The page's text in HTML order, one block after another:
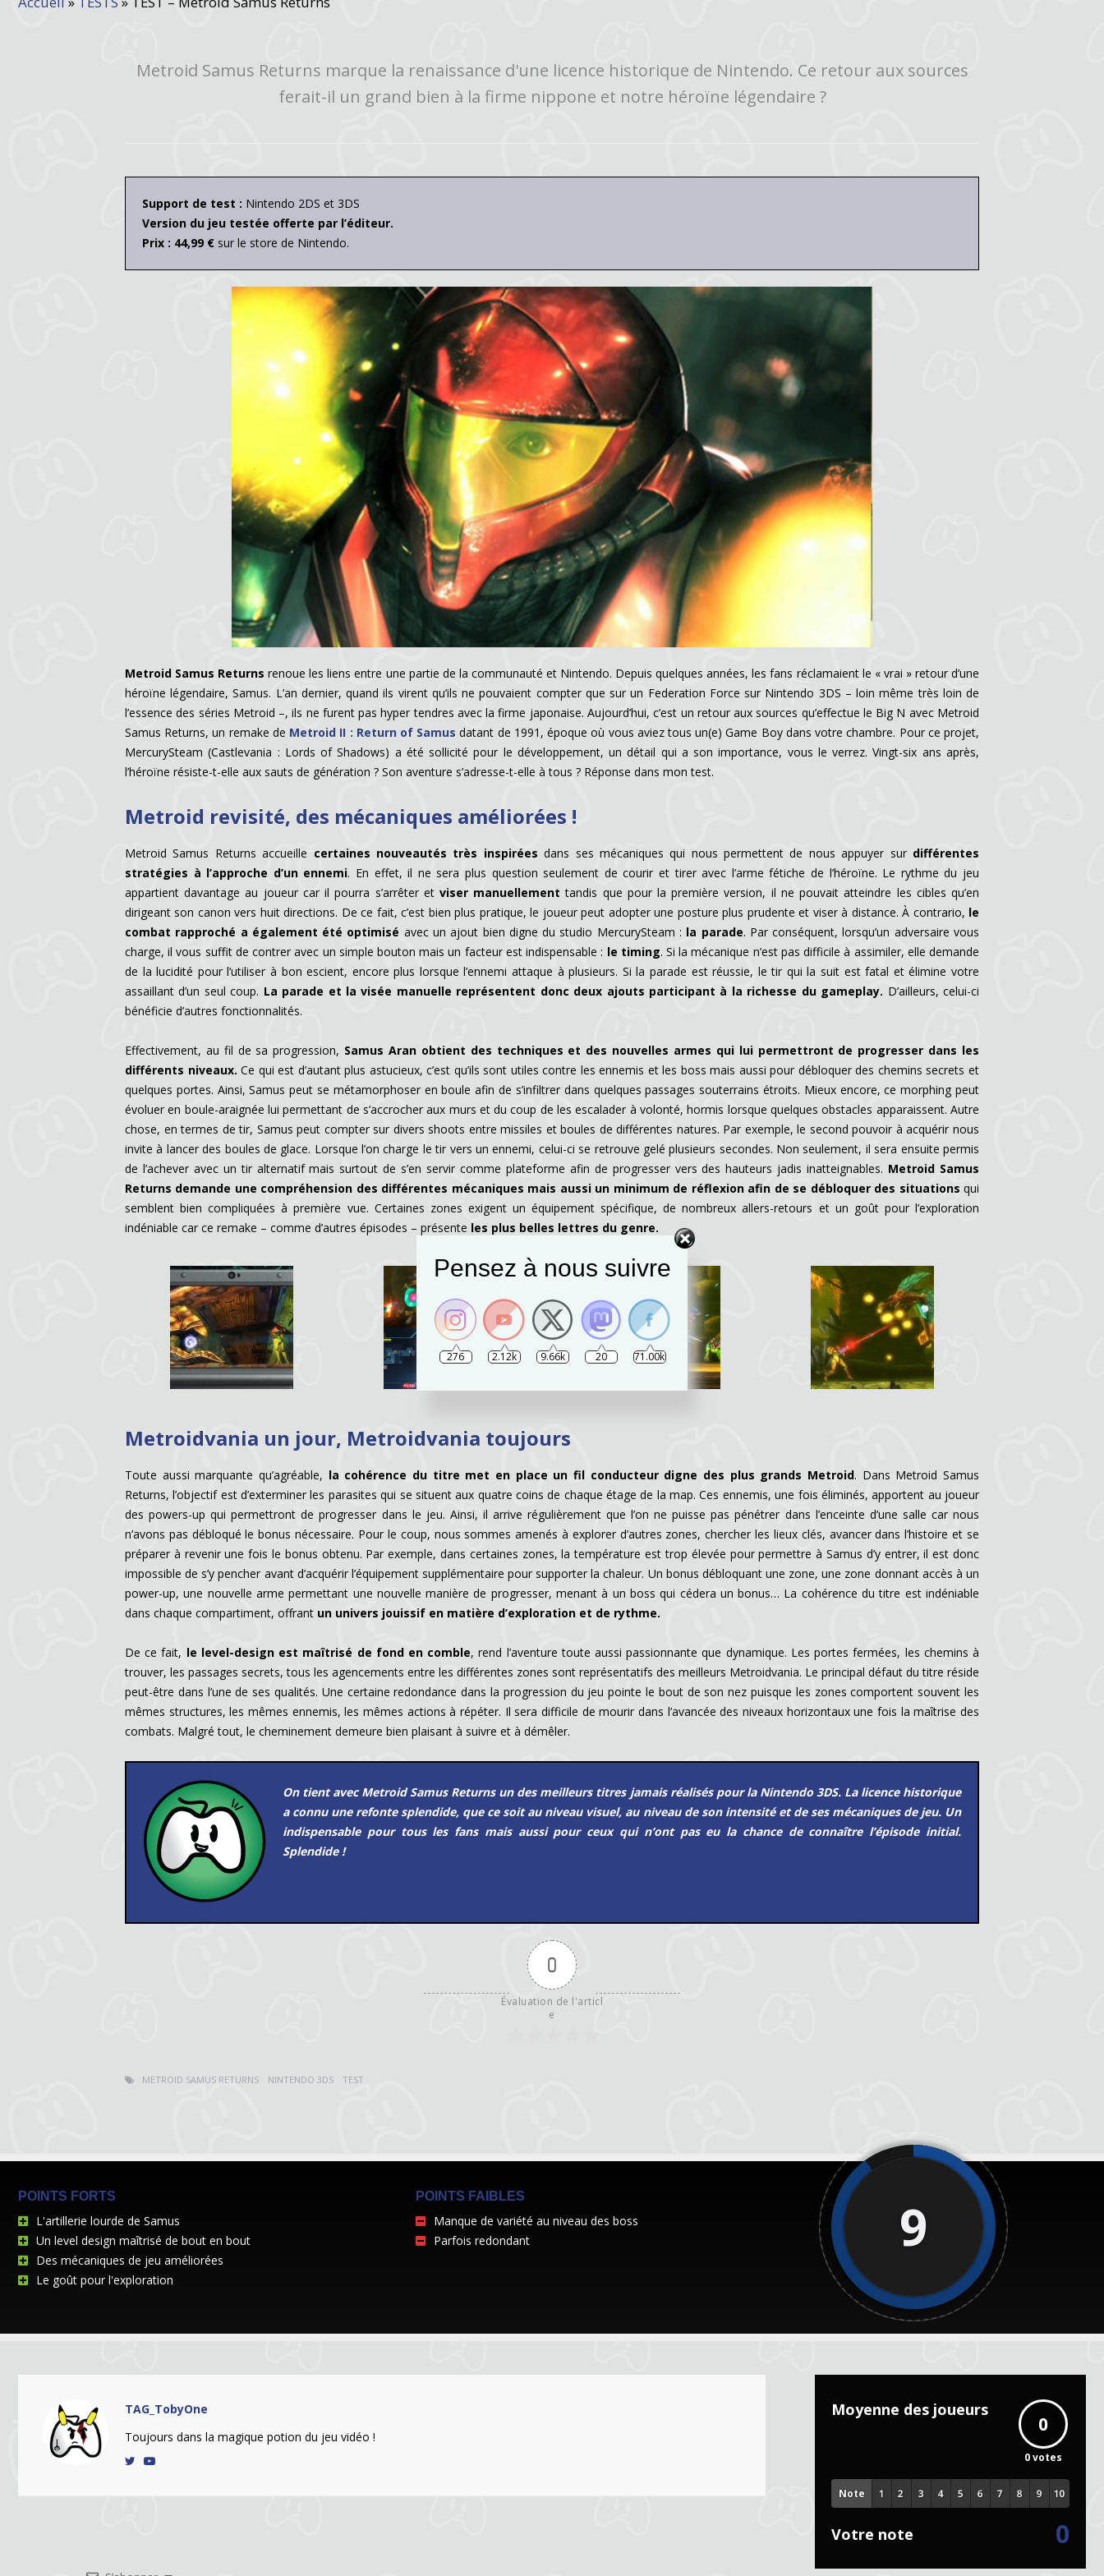
Metroid Samus Returns marque la renaissance d'une licence historique de Nintendo. Ce retour aux sources
ferait-il un grand bien à la firme nippone et notre héroïne légendaire ?
Support de test : Nintendo 2DS et 3DS
Version du jeu testée offerte par l’éditeur.
Prix : 44,99 € sur le store de Nintendo.
Metroid Samus Returns renoue les liens entre une partie de la communauté et Nintendo. Depuis quelques années, les fans réclamaient le « vrai » retour d’une
héroïne légendaire, Samus. L’an dernier, quand ils virent qu’ils ne pouvaient compter que sur un Federation Force sur Nintendo 3DS – loin même très loin de
l’essence des séries Metroid –, ils ne furent pas hyper tendres avec la firme japonaise. Aujourd’hui, c’est un retour aux sources qu’effectue le Big N avec Metroid
Samus Returns, un remake de Metroid II : Return of Samus datant de 1991, époque où vous aviez tous un(e) Game Boy dans votre chambre. Pour ce projet,
MercurySteam (Castlevania : Lords of Shadows) a été sollicité pour le développement, un détail qui a son importance, vous le verrez. Vingt-six ans après,
l’héroïne résiste-t-elle aux sauts de génération ? Son aventure s’adresse-t-elle à tous ? Réponse dans mon test.
Metroid revisité, des mécaniques améliorées !
Metroid Samus Returns accueille certaines nouveautés très inspirées dans ses mécaniques qui nous permettent de nous appuyer sur différentes
stratégies à l’approche d’un ennemi. En effet, il ne sera plus question seulement de courir et tirer avec l’arme fétiche de l’héroïne. Le rythme du jeu
appartient davantage au joueur car il pourra s’arrêter etviser manuellement tandis que pour la première version, il ne pouvait atteindre les cibles qu’en
dirigeant son canon vers huit directions. De ce fait, c’est bien plus pratique, le joueur peut adopter une posture plus prudente et viser à distance. À contrario, le
combat rapproché a également été optimisé avec un ajout bien digne du studio MercurySteam : la parade. Par conséquent, lorsqu’un adversaire vous
charge, il vous suffit de contrer avec un simple bouton mais un facteur est indispensable : le timing. Si la mécanique n’est pas difficile à assimiler, elle demande
de la lucidité pour l’utiliser à bon escient, encore plus lorsque l’ennemi attaque à plusieurs. Si la parade est réussie, le tir qui la suit est fatal et élimine votre
assaillant d’un seul coup. La parade et la visée manuelle représentent donc deux ajouts participant à la richesse du gameplay. D’ailleurs, celui-ci
bénéficie d’autres fonctionnalités.
Effectivement, au fil de sa progression, Samus Aran obtient des techniques et des nouvelles armes qui lui permettront de progresser dans les
différents niveaux. Ce qui est d’autant plus astucieux, c’est qu’ils sont utiles contre les ennemis et les boss mais aussi pour débloquer des chemins secrets et
quelques portes. Ainsi, Samus peut se métamorphoser en boule afin de s’infiltrer dans quelques passages souterrains étroits. Mieux encore, ce morphing peut
évoluer en boule-araignée lui permettant de s’accrocher aux murs et du coup de les escalader à volonté, hormis lorsque quelques obstacles apparaissent. Autre
chose, en termes de tir, Samus peut compter sur divers shoots entre missiles et boules de différentes natures. Par exemple, le second pouvoir à acquérir nous
invite à lancer des boules de glace. Lorsque l’on charge le tir vers un ennemi, celui-ci se retrouve gelé plusieurs secondes. Non seulement, il sera ensuite permis
de l’achever avec un tir alternatif mais surtout de s’en servir comme plateforme afin de progresser vers des hauteurs jadis inatteignables. Metroid Samus
Returns demande une compréhension des différentes mécaniques mais aussi un minimum de réflexion afin de se débloquer des situations qui
semblent bien compliquées à première vue. Certaines zones exigent un équipement spécifique, de nombreux allers-retours et un goût pour l’exploration
indéniable car ce remake – comme d’autres épisodes – présente les plus belles lettres du genre.
Metroidvania un jour, Metroidvania toujours
Toute aussi marquante qu’agréable, la cohérence du titre met en place un fil conducteur digne des plus grands Metroid. Dans Metroid Samus
Returns, l’objectif est d’exterminer les parasites qui se situent aux quatre coins de chaque étage de la map. Ces ennemis, une fois éliminés, apportent au joueur
des powers-up qui permettront de progresser dans le jeu. Ainsi, il arrive régulièrement que l’on ne puisse pas pénétrer dans l’enceinte d’une salle car nous
n’avons pas débloqué le bonus nécessaire. Pour le coup, nous sommes amenés à explorer d’autres zones, chercher les lieux clés, avancer dans l’histoire et se
préparer à revenir une fois le bonus obtenu. Par exemple, dans certaines zones, la température est trop élevée pour permettre à Samus d’y entrer, il est donc
impossible de s’y pencher avant d’acquérir l’équipement supplémentaire pour supporter la chaleur. Un bonus débloquant une zone, une zone donnant accès à un
power-up, une nouvelle arme permettant une nouvelle manière de progresser, menant à un boss qui cédera un bonus… La cohérence du titre est indéniable
dans chaque compartiment, offrant un univers jouissif en matière d’exploration et de rythme.
De ce fait, le level-design est maîtrisé de fond en comble, rend l’aventure toute aussi passionnante que dynamique. Les portes fermées, les chemins à
trouver, les passages secrets, tous les agencements entre les différentes zones sont représentatifs des meilleurs Metroidvania. Le principal défaut du titre réside
peut-être dans l’une de ses qualités. Une certaine redondance dans la progression du jeu pointe le bout de son nez puisque les zones comportent souvent les
mêmes structures, les mêmes ennemis, les mêmes actions à répéter. Il sera difficile de mourir dans l’avancée des niveaux horizontaux une fois la maîtrise des
combats. Malgré tout, le cheminement demeure bien plaisant à suivre et à démêler.
On tient avec Metroid Samus Returns un des meilleurs titres jamais réalisés pour la Nintendo 3DS. La licence historique
a connu une refonte splendide, que ce soit au niveau visuel, au niveau de son intensité et de ses mécaniques de jeu. Un
indispensable pour tous les fans mais aussi pour ceux qui n’ont pas eu la chance de connaître l’épisode initial.
Splendide !
0
Évaluation de l'articl
e
METROID SAMUS RETURNS NINTENDO 3DS TEST
POINTS FORTS
L'artillerie lourde de Samus
Un level design maîtrisé de bout en bout
Des mécaniques de jeu améliorées
Le goût pour l'exploration
POINTS FAIBLES
Manque de variété au niveau des boss
Parfois redondant
9
TAG_TobyOne
Toujours dans la magique potion du jeu vidéo !
Moyenne des joueurs
0
0votes
Note
Votre note 0
Pensez à nous suivre
276 2.12k 9.66k 20 71.00k